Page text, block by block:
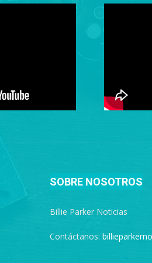
SOBRE NOSOTROS
Billie Parker Noticias
Contáctanos: